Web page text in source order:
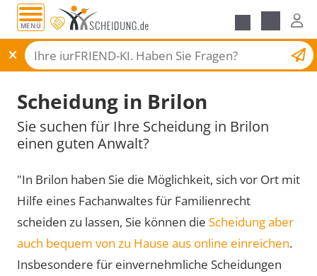
MENÜ
Scheidungsantrag
Scheidung in Brilon
Sie suchen für Ihre Scheidung in Brilon
einen guten Anwalt?
"In Brilon haben Sie die Möglichkeit, sich vor Ort mit
Hilfe eines Fachanwaltes für Familienrecht
scheiden zu lassen, Sie können die Scheidung aber
auch bequem von zu Hause aus online einreichen.
Insbesondere für einvernehmliche Scheidungen